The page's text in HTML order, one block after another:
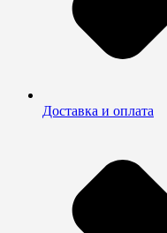
Доставка и оплата